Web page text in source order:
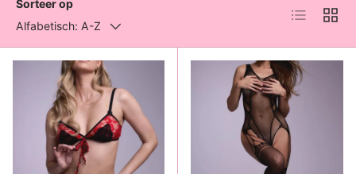
Sorteer op
Alfabetisch: A-Z
Lijst